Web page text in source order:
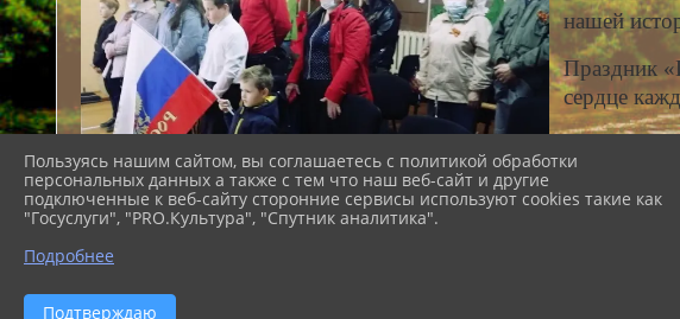
нашей
Праздник
сердце
Спасибо,
эмоций!
С
Пользуясь нашим сайтом, вы соглашаетесь с политикой обработки
персональных данных а также с тем что наш веб-сайт и другие
подключенные к веб-сайту сторонние сервисы используют cookies такие как
"Госуслуги", "PRO.Культура", "Спутник аналитика".
Подробнее
Подтверждаю